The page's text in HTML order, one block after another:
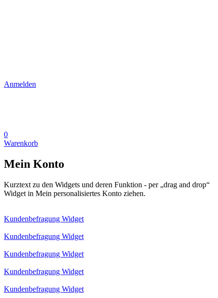
Anmelden
0
Warenkorb
Mein Konto
Kurztext zu den Widgets und deren Funktion - per „drag and drop“
Widget in Mein personalisiertes Konto ziehen.
Kundenbefragung Widget
Kundenbefragung Widget
Kundenbefragung Widget
Kundenbefragung Widget
Kundenbefragung Widget